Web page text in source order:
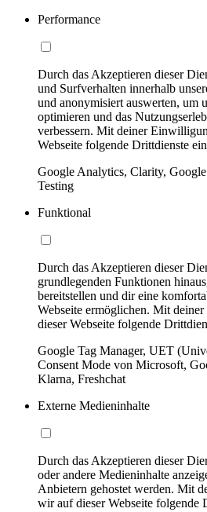
Performance
Durch das Akzeptieren dieser
und Surfverhalten innerhalb
und anonymisiert auswerten, um
optimieren und das
verbessern. Mit deiner
Webseite folgende Drittdienste
Google Analytics, Clarity,
Testing
Funktional
Durch das Akzeptieren dieser
grundlegenden Funktionen
bereitstellen und dir eine
Webseite ermöglichen. Mit
dieser Webseite folgende
Google Tag Manager, UET
Consent Mode von Microsoft,
Klarna, Freshchat
Externe Medieninhalte
Durch das Akzeptieren dieser
oder andere Medieninhalte
Anbietern gehostet werden. Mit
wir auf dieser Webseite folgende